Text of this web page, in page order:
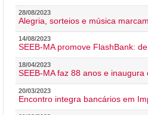
28/08/2023
Alegria, sorteios e música
14/08/2023
SEEB-MA promove FlashBank:
18/04/2023
SEEB-MA faz 88 anos e
20/03/2023
Encontro integra bancários em